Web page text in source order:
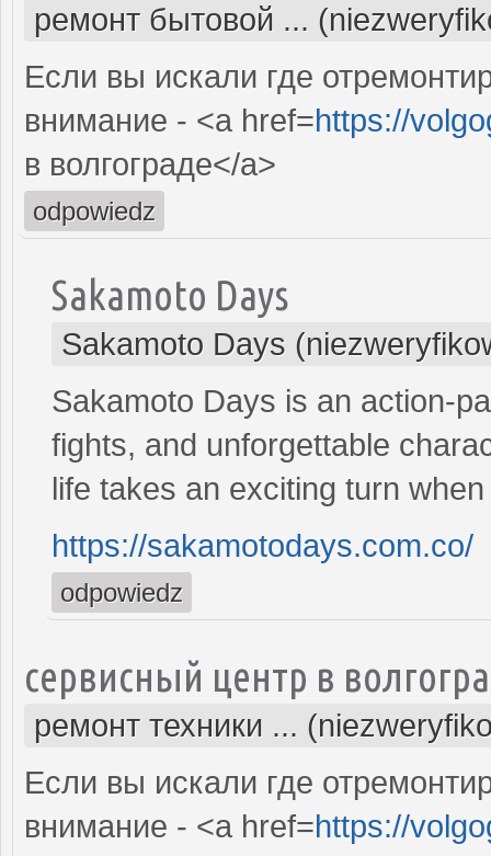
ремонт бытовой ...
Если вы искали где
внимание - <a href=https://
в волгограде</a>
odpowiedz
Sakamoto Days
Sakamoto Days
Sakamoto Days is an action-
fights, and unforgettable
life takes an exciting turn
https://sakamotodays.com.co/
odpowiedz
сервисный центр в
ремонт техники ...
Если вы искали где
внимание - <a href=https://